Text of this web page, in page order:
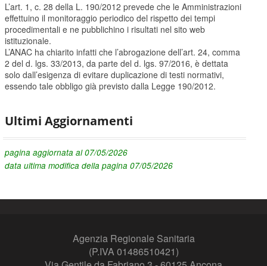
L’art. 1, c. 28 della L. 190/2012 prevede che le Amministrazioni
effettuino il monitoraggio periodico del rispetto dei tempi
procedimentali e ne pubblichino i risultati nel sito web
istituzionale.
L’ANAC ha chiarito infatti che l’abrogazione dell’art. 24, comma
2 del d. lgs. 33/2013, da parte del d. lgs. 97/2016, è dettata
solo dall’esigenza di evitare duplicazione di testi normativi,
essendo tale obbligo già previsto dalla Legge 190/2012.
Ultimi Aggiornamenti
pagina aggiornata al 07/05/2026
data ultima modifica della pagina 07/05/2026
Agenzia Regionale Sanitaria
(P.IVA 01486510421)